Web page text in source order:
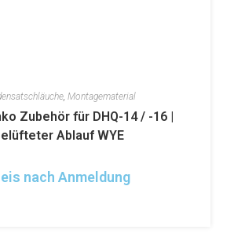
, Montagematerial
Zubehör für DHQ-14 / -16 |
Ablauf WYE
nach Anmeldung